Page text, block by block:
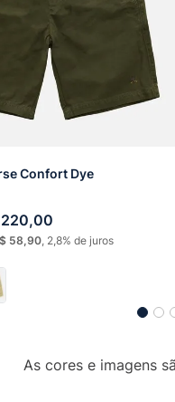
Confort Dye
220,00
58,90, 2,8% de juros
As cores e imagens